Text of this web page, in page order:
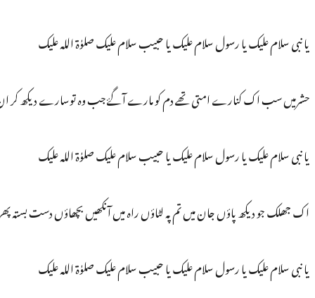
یا نبی سلام علیک یا رسول سلام علیک یا حبیب سلام علیک صلوٰۃ اللہ علیک
حشرمیں سب اک کنارے امتی تھے دم کو مارے آگۓ جب وہ توسارے دیکھ کر
یا نبی سلام علیک یا رسول سلام علیک یا حبیب سلام علیک صلوٰۃ اللہ علیک
اک جھلک جو دیکھ پاؤں جان میں تم پہ لٹاؤں راہ میں آنکھیں بچھاؤں دست بستہ
یا نبی سلام علیک یا رسول سلام علیک یا حبیب سلام علیک صلوٰۃ اللہ علیک